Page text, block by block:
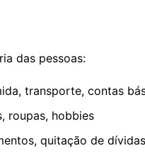
das pessoas:
transporte, contas
roupas, hobbies
quitação de dívidas